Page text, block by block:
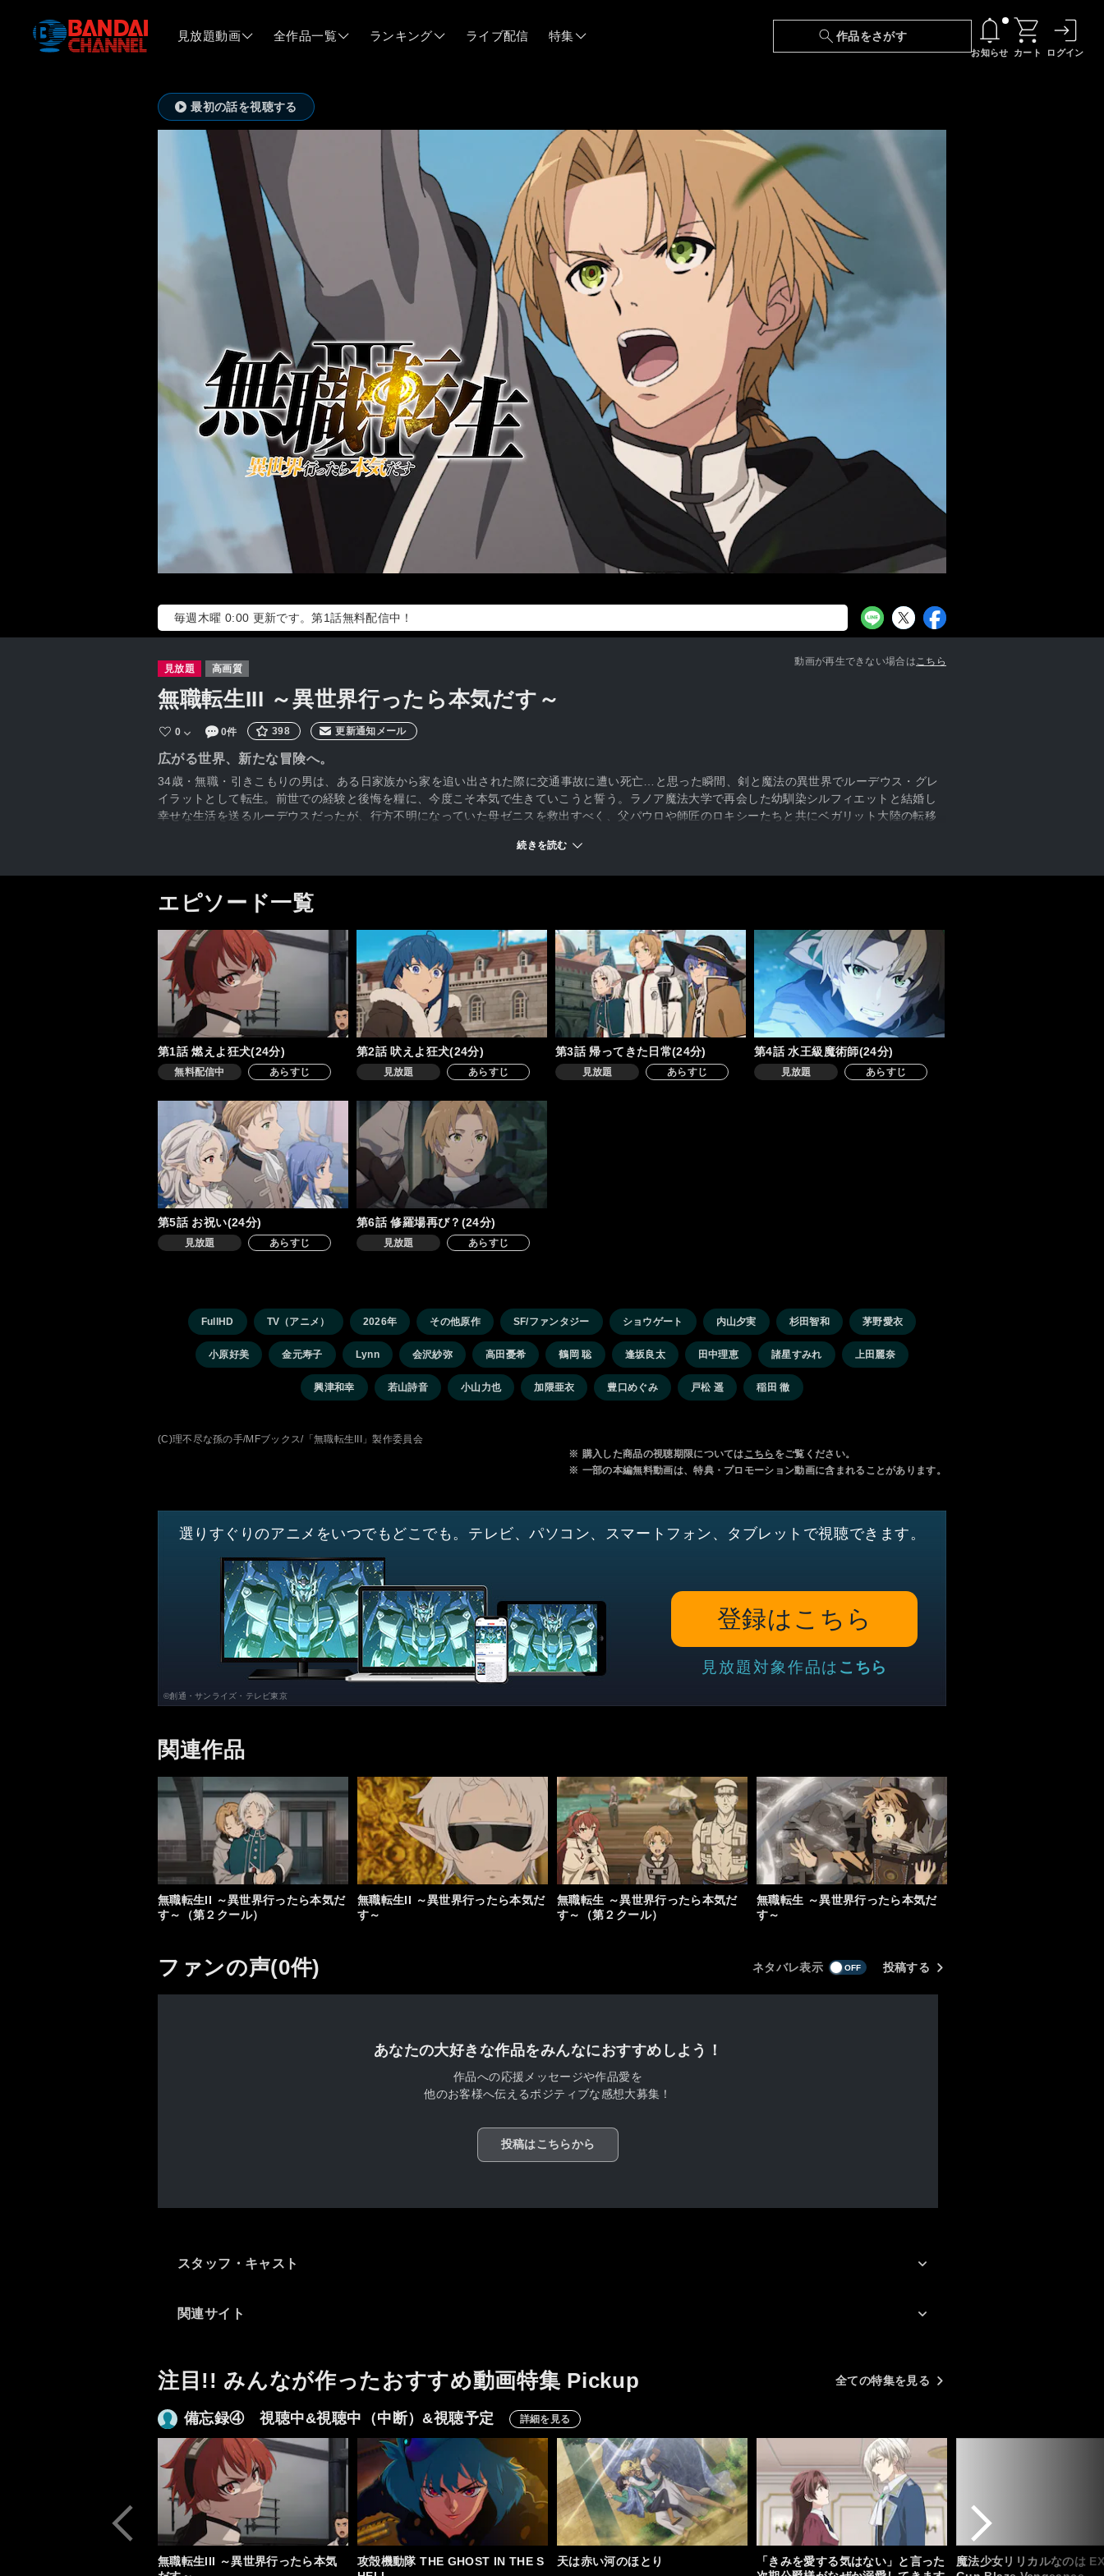
見放題動画 全作品一覧 ランキング ライブ配信 特集 作品をさがす
お知らせ
06/03
『最強の王様、二度目の人生は何をする？』第
24話 配信日変更のお知らせ
05/21 【障害】映像再生における不具合に関しまして
05/14
【日本語字幕】【セリフ検索】新規追加のお知
らせ
【障害】Android TVにおける不具合に関しまし
て
カート ログイン
最初の話を視聴する
毎週木曜 0:00 更新です。第1話無料配信中！
動画が再生できない場合はこちら
見放題 高画質
無職転生III ～異世界行ったら本気だす～
0 0件 398 更新通知メール
広がる世界、新たな冒険へ。
34歳・無職・引きこもりの男は、ある日家族から家を追い出された際に交通事故に遭い死亡…と思った瞬間、剣と魔法の異世界でルーデウス・グレ
イラットとして転生。前世での経験と後悔を糧に、今度こそ本気で生きていこうと誓う。ラノア魔法大学で再会した幼馴染シルフィエットと結婚し
幸せな生活を送るルーデウスだったが、行方不明になっていた母ゼニスを救出すべく、父パウロや師匠のロキシーたちと共にベガリット大陸の転移
大きなショックの中、ロキシーはルーデウスを支えようと彼の第二の妻となる。シルフィは寛大な心でロキシーを受け入れ、ルーデウスは二人と、
れ、その後蘇生されるも、自らの無力さを痛感したエリスは、ルーデウスの隣から去っていった。ギレーヌと共に剣の聖地へ向かったエリスは、七
続きを読む
エピソード一覧
第1話 燃えよ狂犬(24分)
無料配信中 あらすじ
第2話 吠えよ狂犬(24分)
見放題 あらすじ
第3話 帰ってきた日常(24分)
見放題 あらすじ
第4話 水王級魔術師(24分)
見放題 あらすじ
第5話 お祝い(24分)
見放題 あらすじ
第6話 修羅場再び？(24分)
見放題 あらすじ
FullHD TV（アニメ） 2026年 その他原作 SF/ファンタジー ショウゲート 内山夕実 杉田智和 茅野愛衣
小原好美 金元寿子 Lynn 会沢紗弥 高田憂希 鶴岡 聡 逢坂良太 田中理恵 諸星すみれ 上田麗奈
興津和幸 若山詩音 小山力也 加隈亜衣 豊口めぐみ 戸松 遥 稲田 徹
(C)理不尽な孫の手/MFブックス/「無職転生III」製作委員会
※ 購入した商品の視聴期限についてはこちら をご覧ください。
※ 一部の本編無料動画は、特典・プロモーション動画に含まれることがあります。
選りすぐりのアニメをいつでもどこでも。テレビ、パソコン、スマートフォン、タブレットで視聴できます。
登録はこちら
見放題対象作品は こちら
©創通・サンライズ・テレビ東京
関連作品
無職転生II ～異世界行ったら本気だ
す～（第２クール）
無職転生II ～異世界行ったら本気だ
す～
無職転生 ～異世界行ったら本気だ
す～（第２クール）
無職転生 ～異世界行ったら本気だ
す～
ファンの声(0件) ネタバレ表示 投稿する
あなたの大好きな作品をみんなにおすすめしよう！
作品への応援メッセージや作品愛を
他のお客様へ伝えるポジティブな感想大募集！
投稿はこちらから
スタッフ・キャスト
関連サイト
注目!! みんなが作ったおすすめ動画特集 Pickup 全ての特集を見る
備忘録④ 視聴中&視聴中（中断）&視聴予定 詳細を見る
無職転生III ～異世界行ったら本気
攻殻機動隊 THE GHOST IN THE S
天は赤い河のほとり
「きみを愛する気はない」と言った
魔法少女リリカルなのは